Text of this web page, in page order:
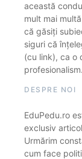
această
mult mai
că găsiți
siguri că
(cu link), ca o
DESPRE NOI
EduPedu.ro
exclusiv
Urmărim
cum face